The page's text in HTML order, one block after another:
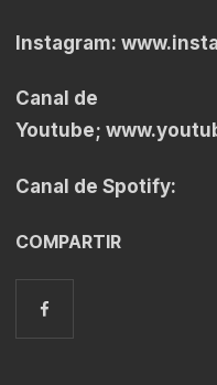
Instagram:
Canal de
Youtube;
Canal de Spotify:
COMPARTIR